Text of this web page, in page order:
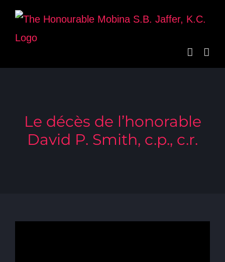
Skip
content
Le décès de l’honorable
David P. Smith, c.p., c.r.